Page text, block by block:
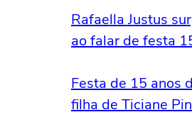
Rafaella Justus
ao falar de festa
Festa de 15 anos
filha de Ticiane